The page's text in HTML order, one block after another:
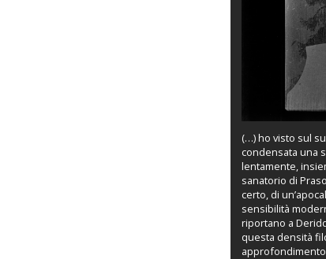
(…) ho visto sul
condensata una
lentamente,
sanatorio di
certo, di
sensibilità
riportano a
questa densità